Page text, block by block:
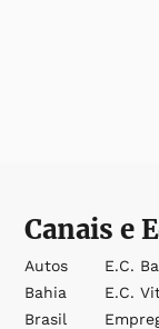
Canais e
Autos
Bahia
Brasil
E.c.
E.c.